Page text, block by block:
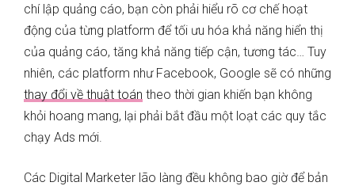
chí lập quảng cáo, bạn còn phải hiểu rõ cơ chế hoạt
động của từng platform để tối ưu hóa khả năng hiển thị
của quảng cáo, tăng khả năng tiếp cận, tương tác… Tuy
nhiên, các platform như Facebook, Google sẽ có những
thay đổi về thuật toán theo thời gian khiến bạn không
khỏi hoang mang, lại phải bắt đầu một loạt các quy tắc
chạy Ads mới.
Các Digital Marketer lão làng đều không bao giờ để bản